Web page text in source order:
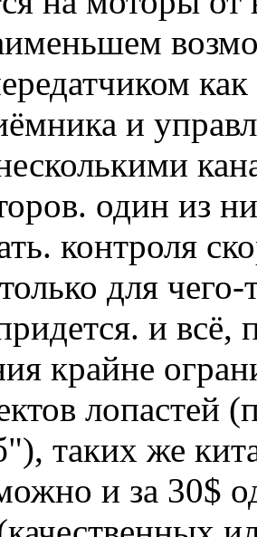
как
и
один из
контроля
для
и всё,
крайне
лопастей
таких же
и за 30$